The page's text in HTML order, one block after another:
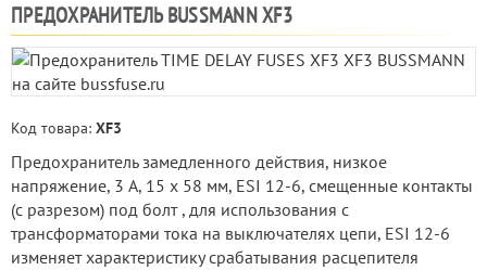
ПРЕДОХРАНИТЕЛЬ BUSSMANN XF3
Код товара: XF3
Предохранитель замедленного действия, низкое
напряжение, 3 A, 15 x 58 мм, ESI 12-6, смещенные контакты
(с разрезом) под болт , для использования с
трансформаторами тока на выключателях цепи, ESI 12-6
изменяет характеристику срабатывания расцепителя